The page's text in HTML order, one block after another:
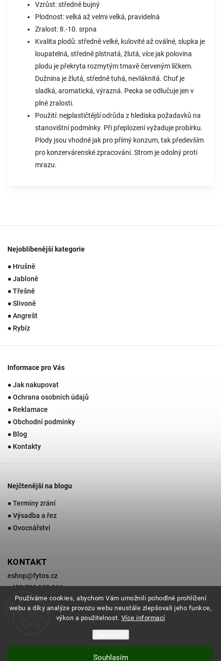
Používáme cookies, abychom Vám umožnili pohodlné prohlížení
webu a díky analýze provozu webu neustále zlepšovali jeho funkce,
výkon a použitelnost. Více informací
Souhlasím
Vzrůst: středně bujný
Plodnost: velká až velmi velká, pravidelná
Zralost: 8.-10. srpna
Kvalita plodů: středně velké, kulovité až oválné, slupka je
loupatelná, středně plstnatá, žlutá, více jak polovina
plodu je překryta rozmytým tmavě červeným líčkem.
Dužnina je žlutá, středně tuhá, nevláknitá. Chuť je
sladká, aromatická, výrazná. Pecka se odlučuje jen v
plné zralosti.
Použití: nejplastičtější odrůda z hlediska požadavků na
stanovištní podmínky. Při přeplození vyžaduje probírku.
Plody jsou vhodné jak pro přímý konzum, tak především
pro konzervárenské zpracování. Strom je odolný proti
mrazu.
Nejoblíbenější kategorie
● Hrušně
● Jabloně
● Třešně
● Slivoně
● Angrešt
● Rybíz
Informace pro Vás
● Jak nakupovat
● Ochrana osobních údajů
● Reklamace
● Obchodní podmínky
● Blog
● Kontakty
Nejčtenější na blogu
● Termíny zrání
● Výsadba a řez
● Ovocnářství
KONTAKT
eshop@fytos.cz
+420 733 133 366
Vytvořil Shoptet
Zahradnictví Fytos. Všechna práva vyhrazena.
Grafický návrh vytvořil a nakódoval